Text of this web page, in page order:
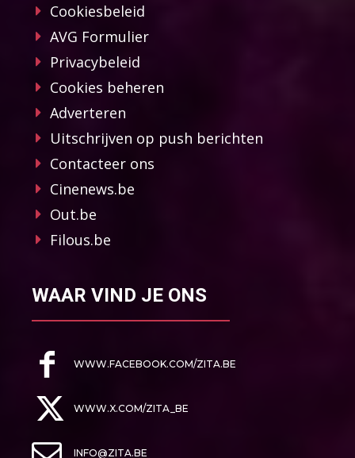
Cookiesbeleid
AVG Formulier
Privacybeleid
Cookies beheren
Adverteren
Uitschrijven op push berichten
Contacteer ons
Cinenews.be
Out.be
Filous.be
WAAR VIND JE ONS
WWW.FACEBOOK.COM/ZITA.BE
WWW.X.COM/ZITA_BE
INFO@ZITA.BE